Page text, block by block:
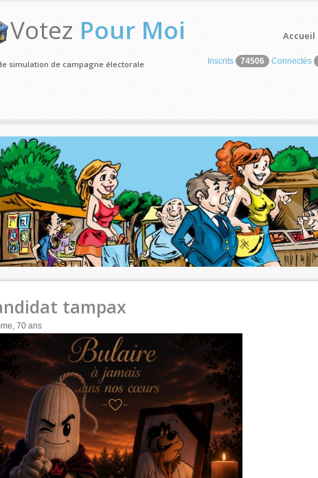
Votez Pour Moi
simulation de campagne électorale
Accueil
Inscrits 74506 Connectés
tampax
70 ans